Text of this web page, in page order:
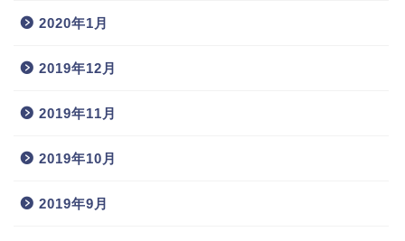
2020年1月
2019年12月
2019年11月
2019年10月
2019年9月